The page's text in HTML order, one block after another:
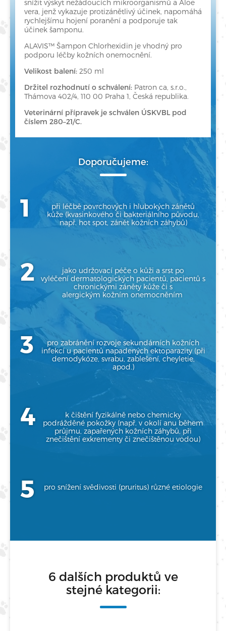
snížit výskyt nežádoucích mikroorganismů a Aloe
vera, jenž vykazuje protizánětlivý účinek, napomáhá
rychlejšímu hojení poranění a podporuje tak
účinek šamponu.
ALAVIS™ Šampon Chlorhexidin je vhodný pro
podporu léčby kožních onemocnění.
Velikost balení: 250 ml
Držitel rozhodnutí o schválení: Patron ca, s.r.o.,
Thámova 402/4, 110 00 Praha 1, Česká republika.
Veterinární přípravek je schválen ÚSKVBL pod
číslem 280–21/C.
Doporučujeme:
při léčbě povrchových i hlubokých zánětů
kůže (kvasinkového či bakteriálního původu,
např. hot spot, zánět kožních záhybů)
jako udržovací péče o kůži a srst po
vyléčení dermatologických pacientů, pacientů s
chronickými záněty kůže či s
alergickým kožním onemocněním
pro zabránění rozvoje sekundárních kožních
infekcí u pacientů napadených ektoparazity (při
demodykóze, svrabu, zablešení, cheyletie,
apod.)
k čištění fyzikálně nebo chemicky
podrážděné pokožky (např. v okolí anu během
průjmu, zapařených kožních záhybů, při
znečištění exkrementy či znečištěnou vodou)
pro snížení svědivosti (pruritus) různé etiologie
6 dalších produktů ve
stejné kategorii: